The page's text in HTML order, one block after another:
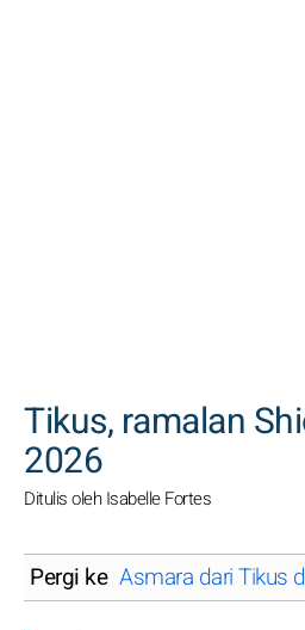
Tikus, ramalan
2026
Ditulis oleh Isabelle Fortes
Pergi ke Asmara dari Tikus